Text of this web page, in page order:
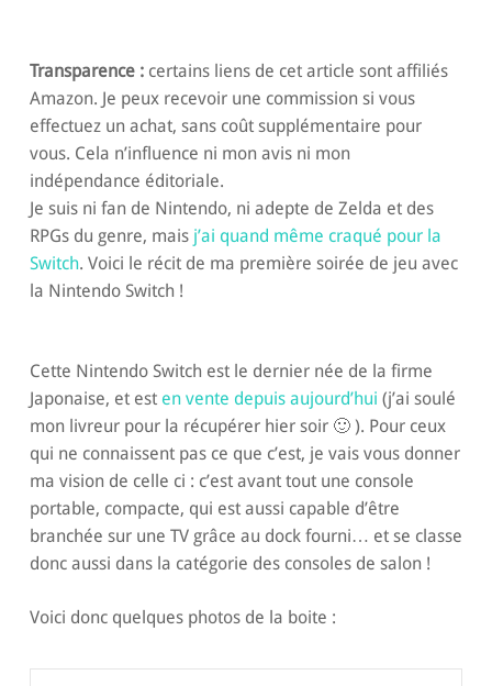
Transparence :certains liens de cet article sont affiliés
Amazon. Je peux recevoir une commission si vous
effectuez un achat, sans coût supplémentaire pour
vous. Cela n’influence ni mon avis ni mon
indépendance éditoriale.
Je suis ni fan de Nintendo, ni adepte de Zelda et des
RPGs du genre, mais j’ai quand même craqué pour la
Switch. Voici le récit de ma première soirée de jeu avec
la Nintendo Switch !
Cette Nintendo Switch est le dernier née de la firme
Japonaise, et est en vente depuis aujourd’hui (j’ai soulé
mon livreur pour la récupérer hier soir 🙂 ). Pour ceux
qui ne connaissent pas ce que c’est, je vais vous donner
ma vision de celle ci : c’est avant tout une console
portable, compacte, qui est aussi capable d’être
branchée sur une TV grâce au dock fourni… et se classe
donc aussi dans la catégorie des consoles de salon !
Voici donc quelques photos de la boite :